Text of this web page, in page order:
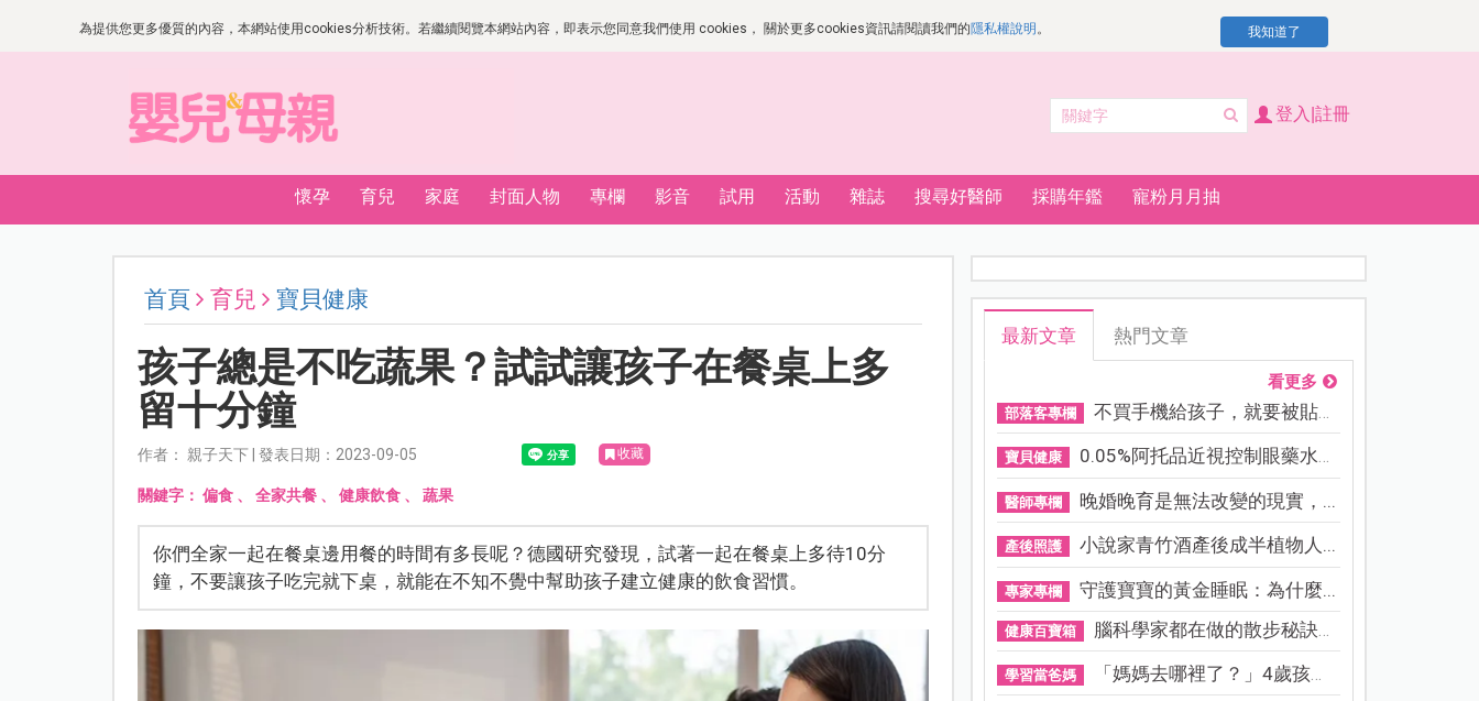
為提供您更多優質的內容，本網站使用cookies分析技術。若繼續閱覽本網站內容，即表示您同意我們使用 cookies， 關於更多cookies資訊請閱讀我們的隱私權說明 。 我知道了
登入|註冊
懷孕 育兒 家庭 封面人物 專欄 影音 試用 活動 雜誌 搜尋好醫師 採購年鑑 寵粉月月抽
首頁 育兒 寶貝健康
孩子總是不吃蔬果？試試讓孩子在餐桌上多
留十分鐘
作者： 親子天下 | 發表日期：2023-09-05 收藏
關鍵字： 偏食、 全家共餐、 健康飲食、 蔬果
你們全家一起在餐桌邊用餐的時間有多長呢？德國研究發現，試著一起在餐桌上多待10分
鐘，不要讓孩子吃完就下桌，就能在不知不覺中幫助孩子建立健康的飲食習慣。
最新文章 熱門文章
看更多
部落客專欄 不買手機給孩子，就要被貼「...
寶貝健康 0.05%阿托品近視控制眼藥水納...
醫師專欄 晚婚晚育是無法改變的現實，...
產後照護 小說家青竹酒產後成半植物人...
專家專欄 守護寶寶的黃金睡眠：為什麼...
健康百寶箱 腦科學家都在做的散步秘訣！...
學習當爸媽 「媽媽去哪裡了？」4歲孩子還...